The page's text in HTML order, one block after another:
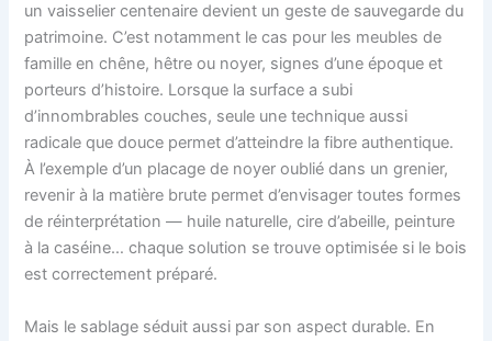
un vaisselier centenaire devient un geste de sauvegarde du
patrimoine. C’est notamment le cas pour les meubles de
famille en chêne, hêtre ou noyer, signes d’une époque et
porteurs d’histoire. Lorsque la surface a subi
d’innombrables couches, seule une technique aussi
radicale que douce permet d’atteindre la fibre authentique.
À l’exemple d’un placage de noyer oublié dans un grenier,
revenir à la matière brute permet d’envisager toutes formes
de réinterprétation — huile naturelle, cire d’abeille, peinture
à la caséine… chaque solution se trouve optimisée si le bois
est correctement préparé.
Mais le sablage séduit aussi par son aspect durable. En